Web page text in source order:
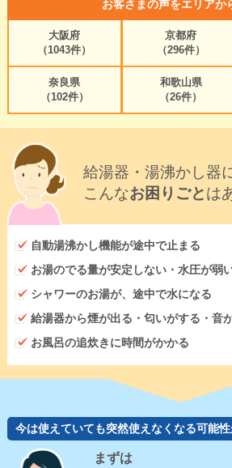
お客さまの声をエリアか
大阪府
（1043件）
京都府
（296件）
奈良県
（102件）
和歌山県
（26件）
給湯器・湯沸かし器
こんなお困りごとは
自動湯沸かし機能が途中で止まる
お湯のでる量が安定しない・水圧が弱
シャワーのお湯が、途中で水になる
給湯器から煙が出る・匂いがする・音
お風呂の追炊きに時間がかかる
今は使えていても突然使えなくなる可能性
まずは